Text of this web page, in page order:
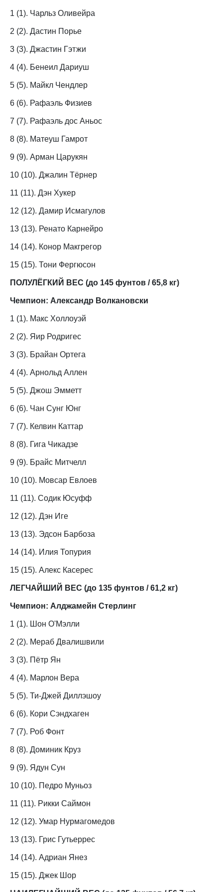
1 (1). Чарльз Оливейра
2 (2). Дастин Порье
3 (3). Джастин Гэтжи
4 (4). Бенеил Дариуш
5 (5). Майкл Чендлер
6 (6). Рафаэль Физиев
7 (7). Рафаэль дос Аньос
8 (8). Матеуш Гамрот
9 (9). Арман Царукян
10 (10). Джалин Тёрнер
11 (11). Дэн Хукер
12 (12). Дамир Исмагулов
13 (13). Ренато Карнейро
14 (14). Конор Макгрегор
15 (15). Тони Фергюсон
ПОЛУЛЁГКИЙ ВЕС (до 145 фунтов / 65,8 кг)
Чемпион: Александр Волкановски
1 (1). Макс Холлоуэй
2 (2). Яир Родригес
3 (3). Брайан Ортега
4 (4). Арнольд Аллен
5 (5). Джош Эмметт
6 (6). Чан Сунг Юнг
7 (7). Келвин Каттар
8 (8). Гига Чикадзе
9 (9). Брайс Митчелл
10 (10). Мовсар Евлоев
11 (11). Содик Юсуфф
12 (12). Дэн Иге
13 (13). Эдсон Барбоза
14 (14). Илия Топурия
15 (15). Алекс Касерес
ЛЕГЧАЙШИЙ ВЕС (до 135 фунтов / 61,2 кг)
Чемпион: Алджамейн Стерлинг
1 (1). Шон О'Мэлли
2 (2). Мераб Двалишвили
3 (3). Пётр Ян
4 (4). Марлон Вера
5 (5). Ти-Джей Диллэшоу
6 (6). Кори Сэндхаген
7 (7). Роб Фонт
8 (8). Доминик Круз
9 (9). Ядун Сун
10 (10). Педро Муньоз
11 (11). Рикки Саймон
12 (12). Умар Нурмагомедов
13 (13). Грис Гутьеррес
14 (14). Адриан Янез
15 (15). Джек Шор